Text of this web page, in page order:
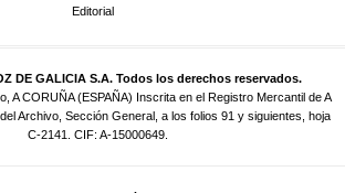
Editorial
DE GALICIA S.A. Todos los derechos reservados.
A CORUÑA (ESPAÑA) Inscrita en el Registro Mercantil de A
Archivo, Sección General, a los folios 91 y siguientes, hoja
C-2141. CIF: A-15000649.